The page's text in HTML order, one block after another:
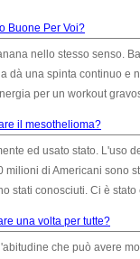
Buone Per Voi?
nello stesso senso.
dà una spinta continuo e
per un workout
il mesothelioma?
ed usato stato. L'uso
di Americani sono
stati conosciuti. Ci è
una volta per tutte?
che può avere